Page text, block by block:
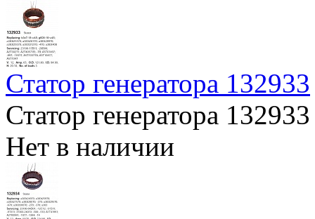
Статор генератора 132933
Статор генератора 132933
Нет в наличии